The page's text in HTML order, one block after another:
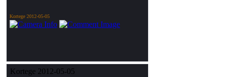
Kortege 2012-05-05
Kortege 2012-05-05